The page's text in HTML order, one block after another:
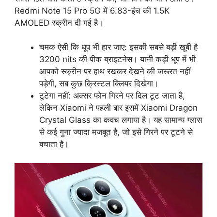
Redmi Note 15 Pro 5G में 6.83-इंच की 1.5K
AMOLED स्क्रीन दी गई है।
चमक ऐसी कि धूप भी हार जाए: इसकी सबसे बड़ी खूबी है
3200 nits की पीक ब्राइटनेस। यानी कड़ी धूप में भी
आपको स्क्रीन पर हाथ रखकर देखने की जरूरत नहीं
पड़ेगी, सब कुछ क्रिस्टल क्लियर दिखेगा।
टूटेगा नहीं: अक्सर फोन गिरने पर दिल टूट जाता है,
लेकिन Xiaomi ने पहली बार इसमें Xiaomi Dragon
Crystal Glass का कवच लगाया है। यह सामान्य ग्लास
से कई गुना ज्यादा मजबूत है, जो इसे गिरने पर टूटने से
बचाता है।